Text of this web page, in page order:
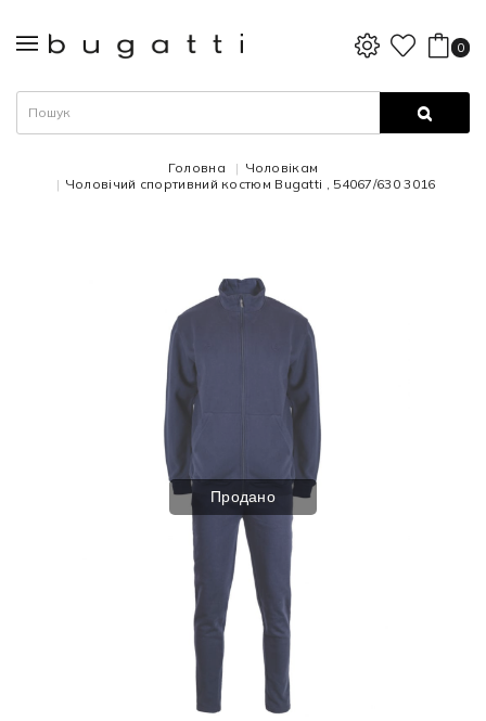
0
Головна
Чоловікам
Чоловічий спортивний костюм Bugatti , 54067/630 3016
Продано